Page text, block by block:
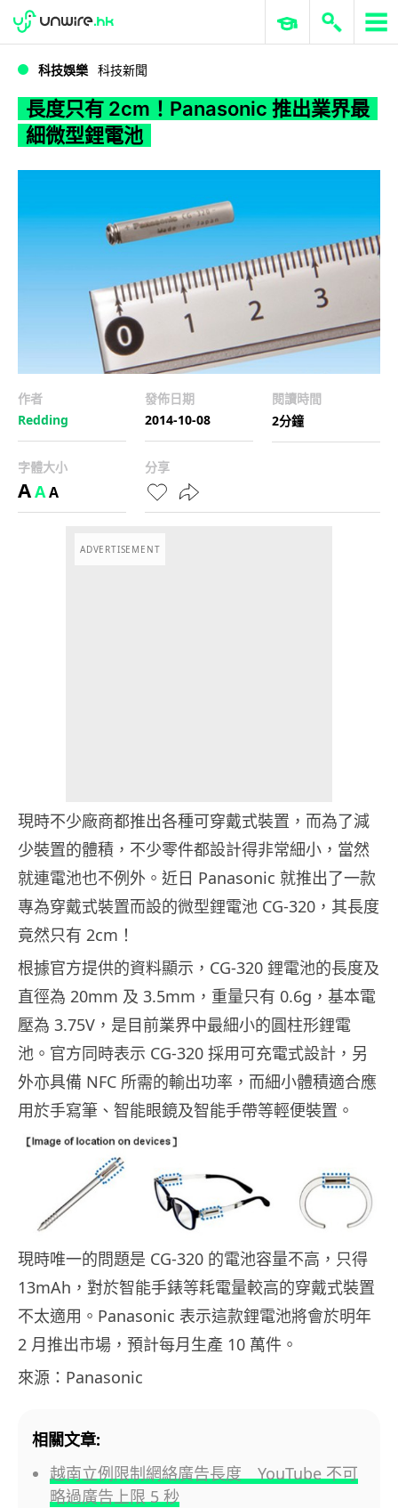
WWDC 2026 ERP 與商業 AI
科技娛樂 科技新聞
長度只有 2cm！Panasonic 推出業界最
細微型鋰電池
作者
Redding
發佈日期
2014-10-08
閱讀時間
2分鐘
字體大小
AAA
分享
ADVERTISEMENT
現時不少廠商都推出各種可穿戴式裝置，而為了減
少裝置的體積，不少零件都設計得非常細小，當然
就連電池也不例外。近日 Panasonic 就推出了一款
專為穿戴式裝置而設的微型鋰電池 CG-320，其長度
竟然只有 2cm！
根據官方提供的資料顯示，CG-320 鋰電池的長度及
直徑為 20mm 及 3.5mm，重量只有 0.6g，基本電
壓為 3.75V，是目前業界中最細小的圓柱形鋰電
池。官方同時表示 CG-320 採用可充電式設計，另
外亦具備 NFC 所需的輸出功率，而細小體積適合應
用於手寫筆、智能眼鏡及智能手帶等輕便裝置。
現時唯一的問題是 CG-320 的電池容量不高，只得
13mAh，對於智能手錶等耗電量較高的穿戴式裝置
不太適用。Panasonic 表示這款鋰電池將會於明年
2 月推出市場，預計每月生產 10 萬件。
來源：Panasonic
相關文章:
越南立例限制網絡廣告長度 YouTube 不可
略過廣告上限 5 秒